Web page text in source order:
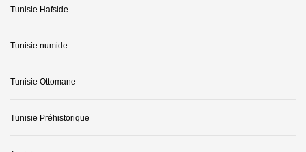
Tunisie Hafside
Tunisie numide
Tunisie Ottomane
Tunisie Préhistorique